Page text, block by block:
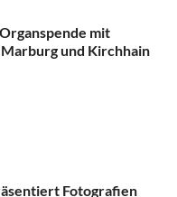
mit
und Kirchhain
Fotografien